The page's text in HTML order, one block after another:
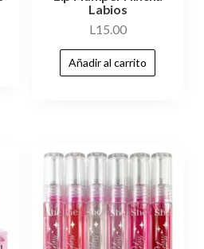
Labios
L15.00
Añadir al carrito